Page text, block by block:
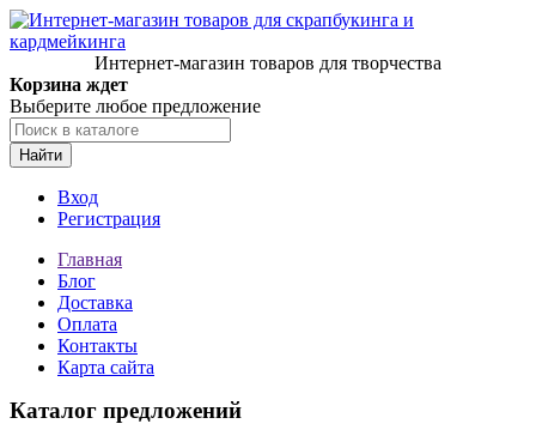
Интернет-магазин товаров для творчества
Корзина ждет
Выберите любое предложение
Найти
Вход
Регистрация
Главная
Блог
Доставка
Оплата
Контакты
Карта сайта
Каталог предложений